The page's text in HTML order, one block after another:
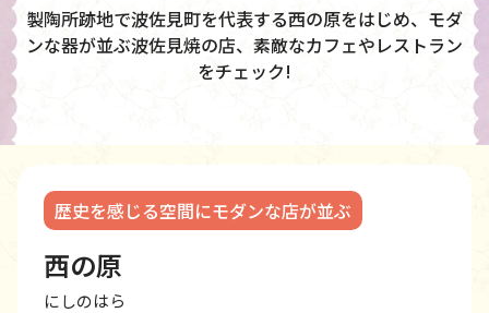
製陶所跡地で波佐見町を代表する西の原をはじめ、モダ
ンな器が並ぶ波佐見焼の店、素敵なカフェやレストラン
をチェック!
歴史を感じる空間にモダンな店が並ぶ
西の原
にしのはら